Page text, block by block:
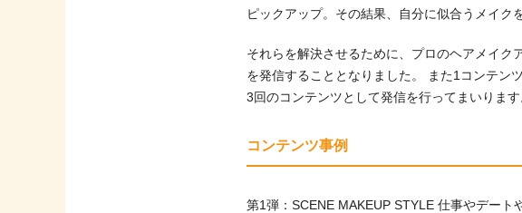
ピックアップ。その結果、自分に似合うメイク
それらを解決させるために、プロのヘアメイク
を発信することとなりました。 また1コンテン
3回のコンテンツとして発信を行ってまいります
コンテンツ事例
第1弾：SCENE MAKEUP STYLE 仕事やデー